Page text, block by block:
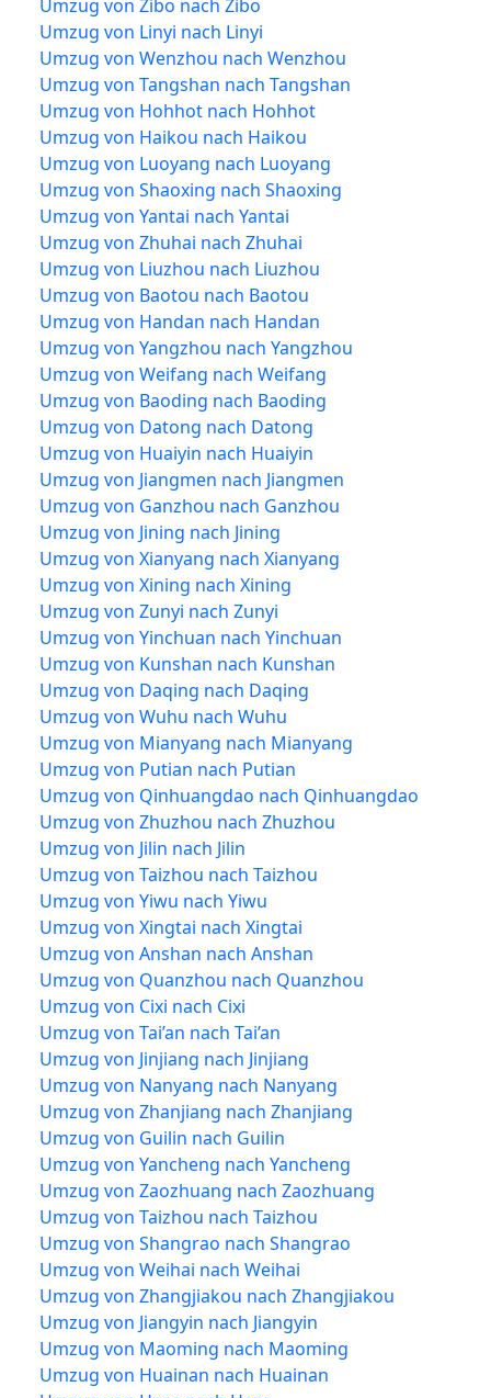
Umzug von Zibo nach Zibo
Umzug von Linyi nach Linyi
Umzug von Wenzhou nach Wenzhou
Umzug von Tangshan nach Tangshan
Umzug von Hohhot nach Hohhot
Umzug von Haikou nach Haikou
Umzug von Luoyang nach Luoyang
Umzug von Shaoxing nach Shaoxing
Umzug von Yantai nach Yantai
Umzug von Zhuhai nach Zhuhai
Umzug von Liuzhou nach Liuzhou
Umzug von Baotou nach Baotou
Umzug von Handan nach Handan
Umzug von Yangzhou nach Yangzhou
Umzug von Weifang nach Weifang
Umzug von Baoding nach Baoding
Umzug von Datong nach Datong
Umzug von Huaiyin nach Huaiyin
Umzug von Jiangmen nach Jiangmen
Umzug von Ganzhou nach Ganzhou
Umzug von Jining nach Jining
Umzug von Xianyang nach Xianyang
Umzug von Xining nach Xining
Umzug von Zunyi nach Zunyi
Umzug von Yinchuan nach Yinchuan
Umzug von Kunshan nach Kunshan
Umzug von Daqing nach Daqing
Umzug von Wuhu nach Wuhu
Umzug von Mianyang nach Mianyang
Umzug von Putian nach Putian
Umzug von Qinhuangdao nach Qinhuangdao
Umzug von Zhuzhou nach Zhuzhou
Umzug von Jilin nach Jilin
Umzug von Taizhou nach Taizhou
Umzug von Yiwu nach Yiwu
Umzug von Xingtai nach Xingtai
Umzug von Anshan nach Anshan
Umzug von Quanzhou nach Quanzhou
Umzug von Cixi nach Cixi
Umzug von Tai’an nach Tai’an
Umzug von Jinjiang nach Jinjiang
Umzug von Nanyang nach Nanyang
Umzug von Zhanjiang nach Zhanjiang
Umzug von Guilin nach Guilin
Umzug von Yancheng nach Yancheng
Umzug von Zaozhuang nach Zaozhuang
Umzug von Taizhou nach Taizhou
Umzug von Shangrao nach Shangrao
Umzug von Weihai nach Weihai
Umzug von Zhangjiakou nach Zhangjiakou
Umzug von Jiangyin nach Jiangyin
Umzug von Maoming nach Maoming
Umzug von Huainan nach Huainan